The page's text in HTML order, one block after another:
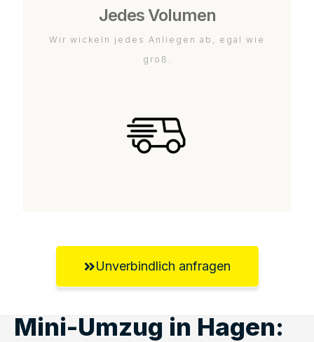
Jedes Volumen
Wir wickeln jedes Anliegen ab, egal wie
groß.
Unverbindlich anfragen
Mini-Umzug in Hagen: